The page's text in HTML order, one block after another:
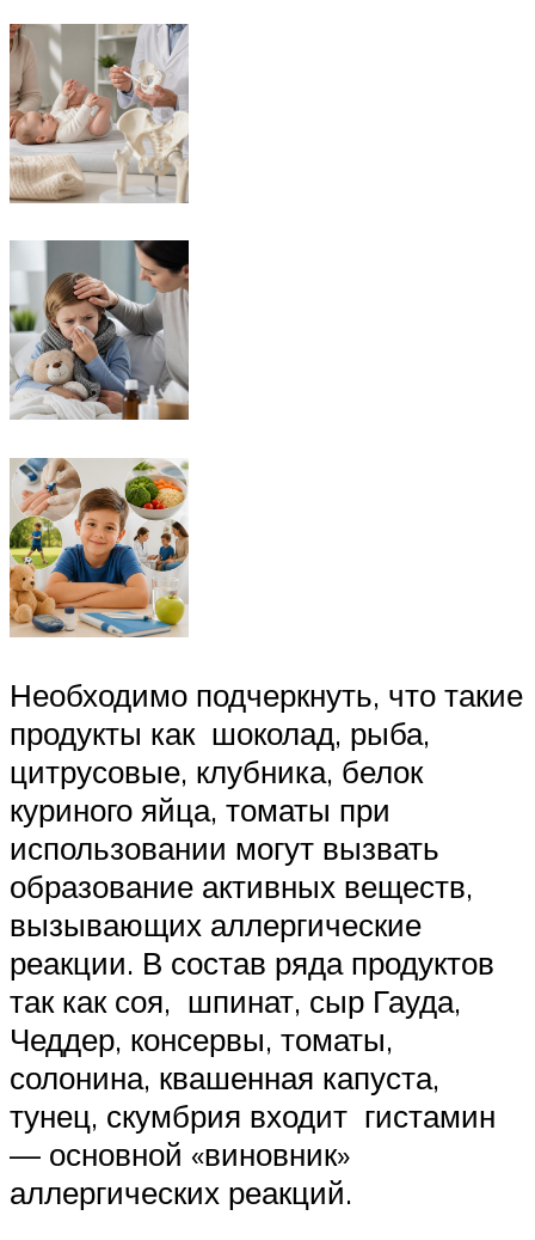
Необходимо подчеркнуть, что такие
продукты как шоколад, рыба,
цитрусовые, клубника, белок
куриного яйца, томаты при
использовании могут вызвать
образование активных веществ,
вызывающих аллергические
реакции. В состав ряда продуктов
так как соя, шпинат, сыр Гауда,
Чеддер, консервы, томаты,
солонина, квашенная капуста,
тунец, скумбрия входит гистамин
— основной «виновник»
аллергических реакций.